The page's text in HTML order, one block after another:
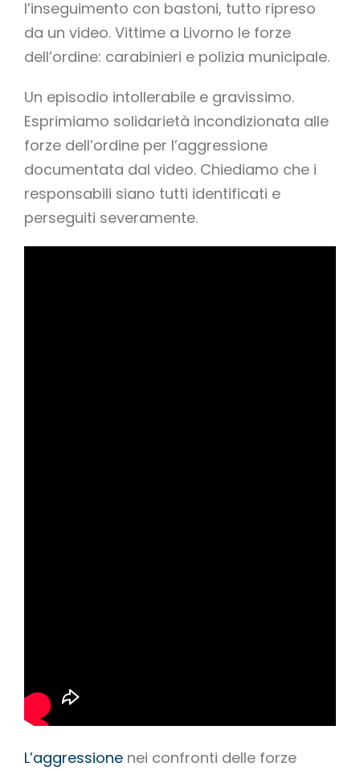
l’inseguimento con bastoni, tutto ripreso
da un video. Vittime a Livorno le forze
dell’ordine: carabinieri e polizia municipale.
Un episodio intollerabile e gravissimo.
Esprimiamo solidarietà incondizionata alle
forze dell’ordine per l’aggressione
documentata dal video. Chiediamo che i
responsabili siano tutti identificati e
perseguiti severamente.
L’aggressione nei confronti delle forze